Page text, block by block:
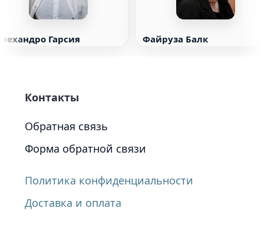
Гарсия Файруза Балк
Контакты
Обратная связь
Форма обратной связи
Политика конфиденциальности
Доставка и оплата